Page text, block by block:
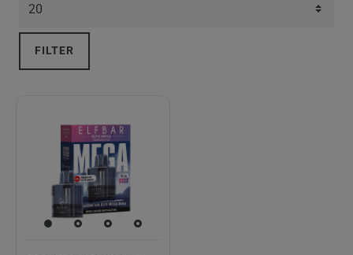
FILTER